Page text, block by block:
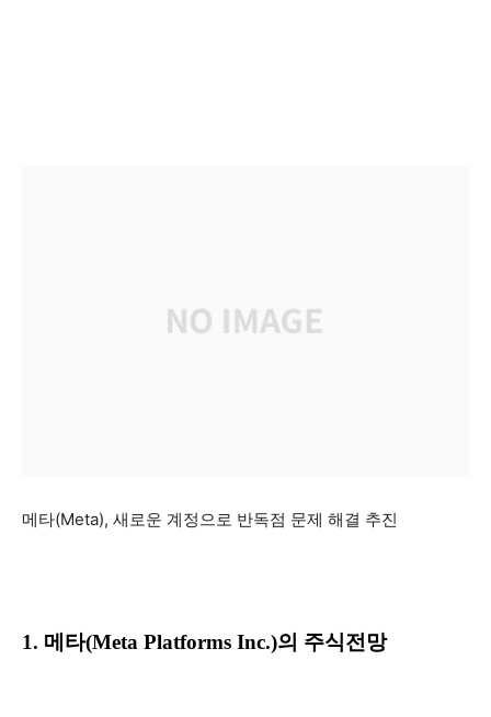
메타(Meta), 새로운 계정으로 반독점 문제 해결 추진
1. 메타(Meta Platforms Inc.)의 주식전망